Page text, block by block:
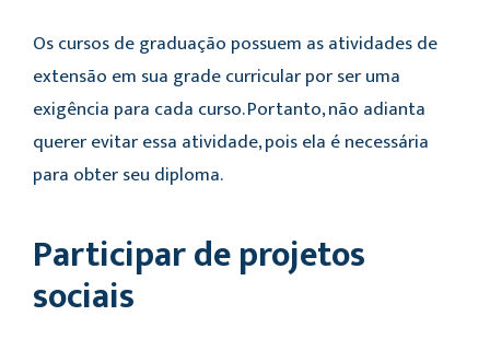
Os cursos de graduação possuem as atividades de
extensão em sua grade curricular por ser uma
exigência para cada curso. Portanto, não adianta
querer evitar essa atividade, pois ela é necessária
para obter seu diploma.
Participar de projetos
sociais